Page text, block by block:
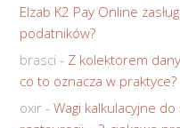
Elzab K2 Pay Online
podatników?
brasci - Z kolektorem
co to oznacza w praktyce?
oxir - Wagi kalkulacyjne